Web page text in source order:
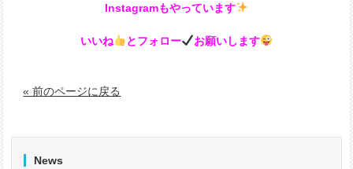
Instagramもやっています
いいね とフォロー お願いします
« 前のページに戻る
News